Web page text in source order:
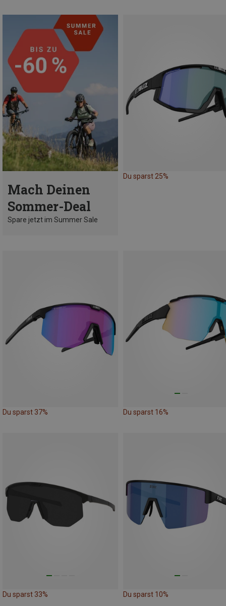
Mach Deinen
Sommer-Deal
Spare jetzt im Summer Sale
Du sparst 25%
Du sparst 37% Du sparst 16%
Du sparst 33% Du sparst 10%